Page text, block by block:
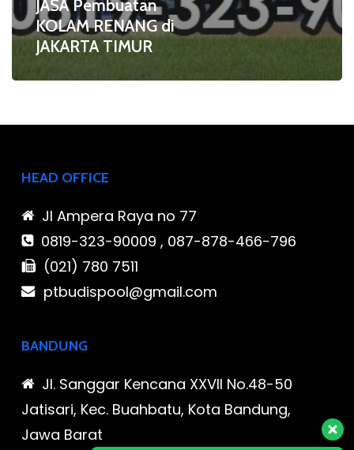
JASA Pembuatan
KOLAM RENANG di
JAKARTA TIMUR
HEAD OFFICE
Jl Ampera Raya no 77
0819-323-90009 , 087-878-466-796
(021) 780 7511
ptbudispool@gmail.com
BANDUNG
Jl. Sanggar Kencana XXVII No.48-50
Jatisari, Kec. Buahbatu, Kota Bandung,
Jawa Barat